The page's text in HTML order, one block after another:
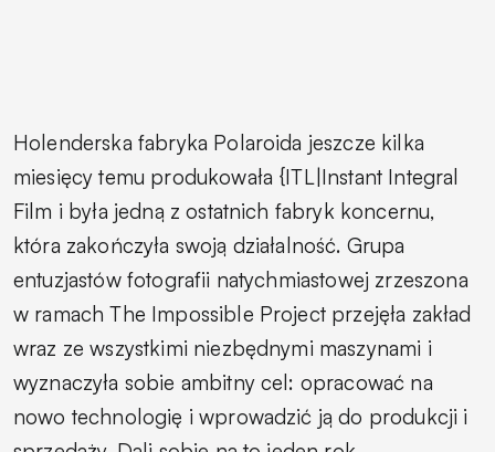
Holenderska fabryka Polaroida jeszcze kilka
miesięcy temu produkowała {ITL|Instant Integral
Film i była jedną z ostatnich fabryk koncernu,
która zakończyła swoją działalność. Grupa
entuzjastów fotografii natychmiastowej zrzeszona
w ramachThe Impossible Projectprzejęła zakład
wraz ze wszystkimi niezbędnymi maszynami i
wyznaczyła sobie ambitny cel: opracować na
nowo technologię i wprowadzić ją do produkcji i